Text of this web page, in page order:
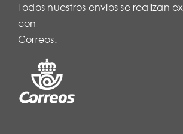
Todos nuestros envíos se realizan
con
Correos.